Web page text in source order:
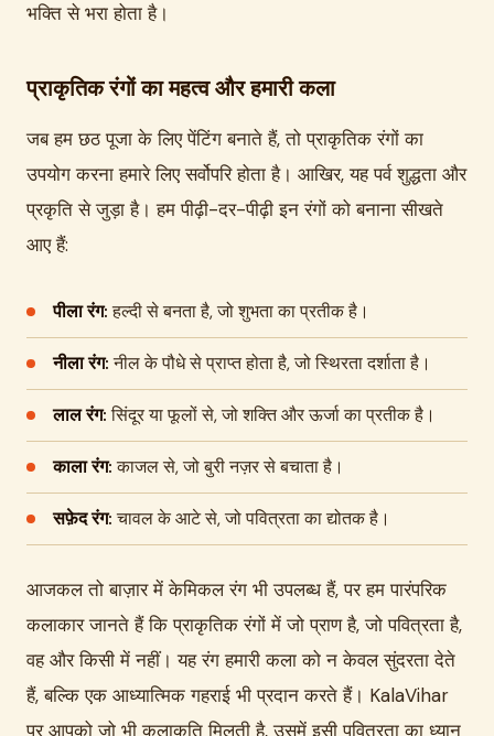
भक्ति से भरा होता है।
प्राकृतिक रंगों का महत्व और हमारी कला
जब हम छठ पूजा के लिए पेंटिंग बनाते हैं, तो प्राकृतिक रंगों का
उपयोग करना हमारे लिए सर्वोपरि होता है। आखिर, यह पर्व शुद्धता और
प्रकृति से जुड़ा है। हम पीढ़ी-दर-पीढ़ी इन रंगों को बनाना सीखते
आए हैं:
पीला रंग:हल्दी से बनता है, जो शुभता का प्रतीक है।
नीला रंग:नील के पौधे से प्राप्त होता है, जो स्थिरता दर्शाता है।
लाल रंग:सिंदूर या फूलों से, जो शक्ति और ऊर्जा का प्रतीक है।
काला रंग:काजल से, जो बुरी नज़र से बचाता है।
सफ़ेद रंग:चावल के आटे से, जो पवित्रता का द्योतक है।
आजकल तो बाज़ार में केमिकल रंग भी उपलब्ध हैं, पर हम पारंपरिक
कलाकार जानते हैं कि प्राकृतिक रंगों में जो प्राण है, जो पवित्रता है,
वह और किसी में नहीं। यह रंग हमारी कला को न केवल सुंदरता देते
हैं, बल्कि एक आध्यात्मिक गहराई भी प्रदान करते हैं। KalaVihar
पर आपको जो भी कलाकृति मिलती है, उसमें इसी पवित्रता का ध्यान